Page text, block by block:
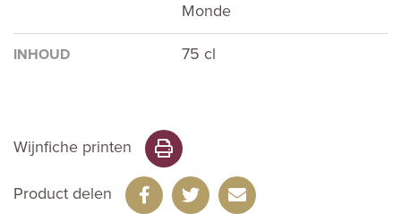
Monde
INHOUD 75 cl
Wijnfiche printen
Product delen